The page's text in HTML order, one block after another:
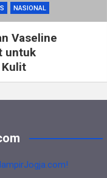
NASIONAL
Vaseline
untuk